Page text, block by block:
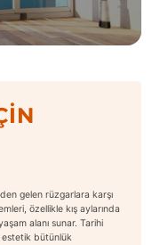
gelen rüzgarlara karşı
özellikle kış aylarında
alanı sunar. Tarihi
estetik bütünlük